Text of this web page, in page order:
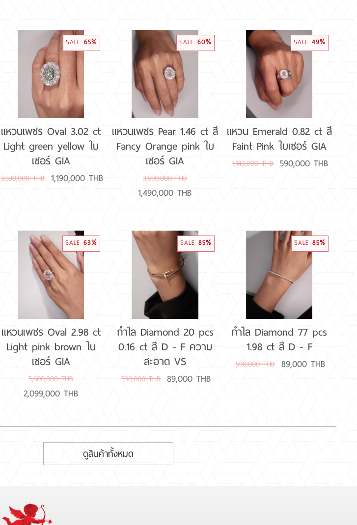
SALE 65%
แหวนเพชร Oval 3.02 ct
Light green yellow ใบ
เซอร์ GIA
3,330,000 THB 1,190,000 THB
SALE 60%
แหวนเพชร Pear 1.46 ct สี
Fancy Orange pink ใบ
เซอร์ GIA
3,690,000 THB
1,490,000 THB
SALE 49%
แหวน Emerald 0.82 ct สี
Faint Pink ใบเซอร์ GIA
1,140,000 THB 590,000 THB
SALE 63%
แหวนเพชร Oval 2.98 ct
Light pink brown ใบ
เซอร์ GIA
5,600,000 THB
2,099,000 THB
SALE 85%
กำไล Diamond 20 pcs
0.16 ct สี D - F ความ
สะอาด VS
590,000 THB 89,000 THB
SALE 85%
กำไล Diamond 77 pcs
1.98 ct สี D - F
590,000 THB 89,000 THB
ดูสินค้าทั้งหมด